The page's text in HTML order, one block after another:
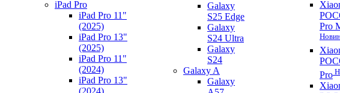
iPad Pro
iPad Pro 11"
(2025)
iPad Pro 13"
(2025)
iPad Pro 11"
(2024)
iPad Pro 13"
(2024)
Galaxy
S25 Edge
Galaxy
S24 Ultra
Galaxy
S24
Galaxy A
Galaxy
Pro
Pro